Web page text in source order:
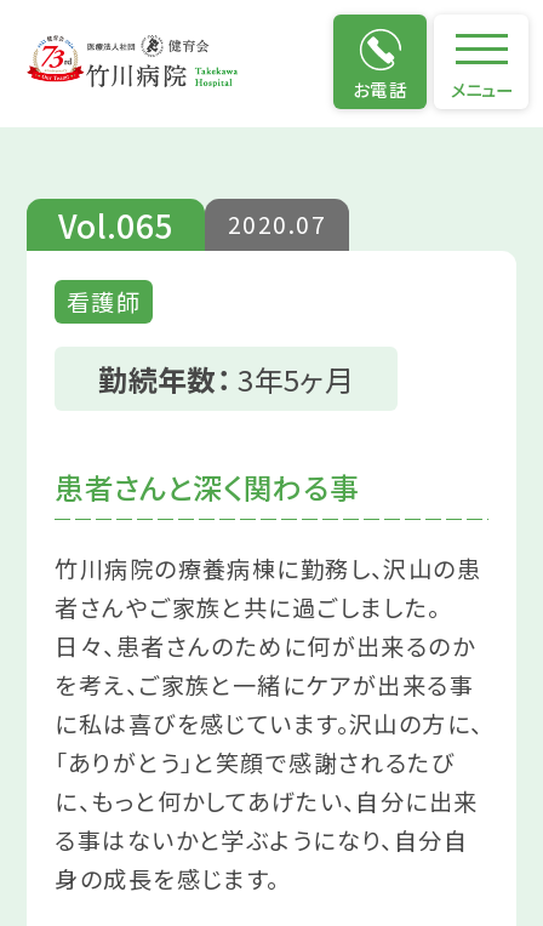
お電話 メニュー
仕事のやりがい
Vol.065 2020.07
看護師
勤続年数：3年5ヶ月
患者さんと深く関わる事
竹川病院の療養病棟に勤務し、沢山の患
者さんやご家族と共に過ごしました。
日々、患者さんのために何が出来るのか
を考え、ご家族と一緒にケアが出来る事
に私は喜びを感じています。沢山の方に、
「ありがとう」と笑顔で感謝されるたび
に、もっと何かしてあげたい、自分に出来
る事はないかと学ぶようになり、自分自
身の成長を感じます。